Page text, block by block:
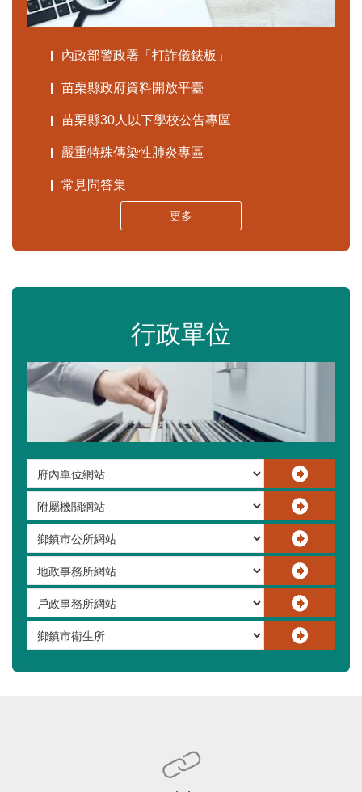
內政部警政署「打詐儀錶板」
苗栗縣政府資料開放平臺
苗栗縣30人以下學校公告專區
嚴重特殊傳染性肺炎專區
常見問答集
更多
行政單位